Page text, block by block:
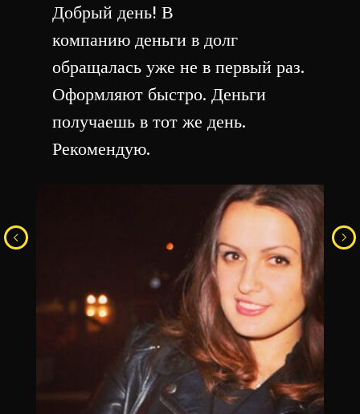
Добрый день! В
компанию деньги в долг
обращалась уже не в первый раз.
Оформляют быстро. Деньги
получаешь в тот же день.
Рекомендую.